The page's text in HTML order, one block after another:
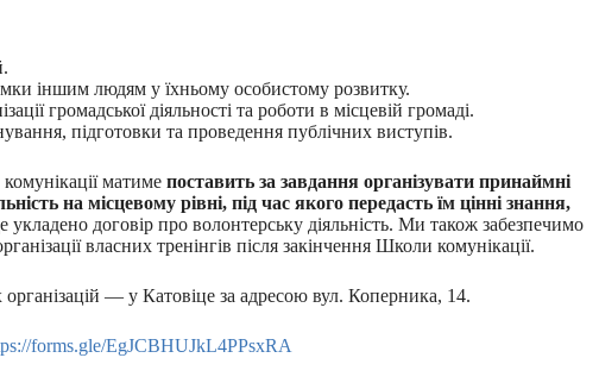
іншим людям у їхньому особистому розвитку.
громадської діяльності та роботи в місцевій громаді.
підготовки та проведення публічних виступів.
матиме поставить за завдання організувати принаймні
на місцевому рівні, під час якого передасть їм цінні знання,
укладено договір про волонтерську діяльність. Ми також забезпечимо
власних тренінгів після закінчення Школи комунікації.
— у Катовіце за адресою вул. Коперника, 14.
forms.gle/EgJCBHUJkL4PPsxRA